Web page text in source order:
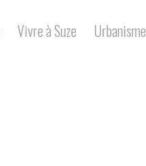
Vivre à Suze Urbanisme